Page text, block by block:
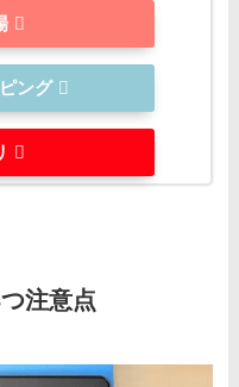
ング
注意点